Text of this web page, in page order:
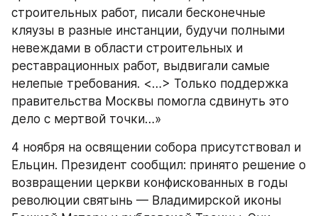
строительных работ, писали бесконечные
кляузы в разные инстанции, будучи полными
невеждами в области строительных и
реставрационных работ, выдвигали самые
нелепые требования. <…> Только поддержка
правительства Москвы помогла сдвинуть это
дело с мертвой точки…»
4 ноября на освящении собора присутствовал и
Ельцин. Президент сообщил: принято решение о
возвращении церкви конфискованных в годы
революции святынь — Владимирской иконы